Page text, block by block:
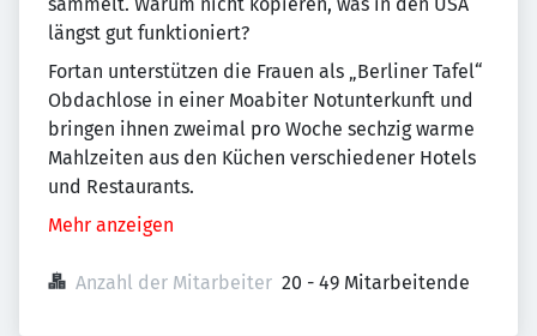
längst gut funktioniert?
Fortan unterstützen die Frauen als „Berliner Tafel“
Obdachlose in einer Moabiter Notunterkunft und
bringen ihnen zweimal pro Woche sechzig warme
Mahlzeiten aus den Küchen verschiedener Hotels
und Restaurants.
Mehr anzeigen
Anzahl der Mitarbeiter 20 - 49 Mitarbeitende